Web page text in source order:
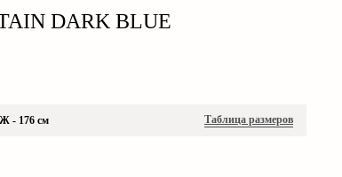
DARK BLUE
- 176 см Таблица размеров